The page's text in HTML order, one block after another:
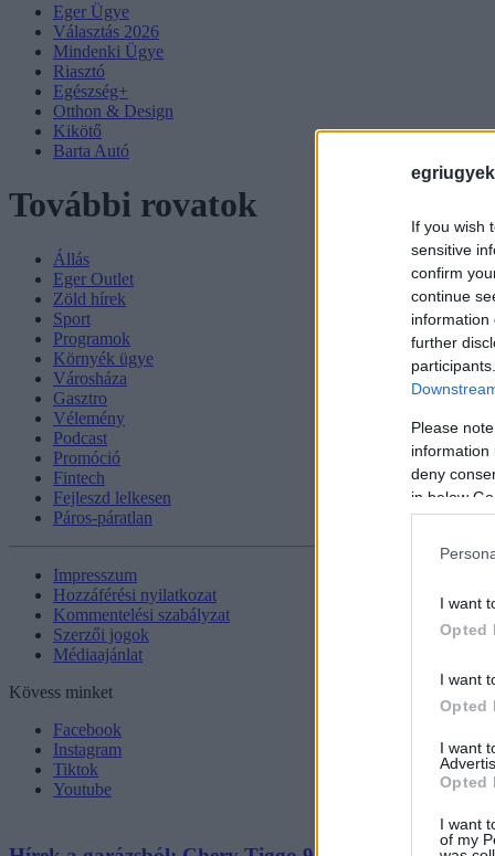
If you wish
sensitive
confirm
continue
information
further
Please
information
deny
in below
I want
Opted
I want
Opted
I want
Opted
I want
of my
Eger Ügye
Választás 2026
Mindenki Ügye
Riasztó
Egészség+
Otthon & Design
Kikötő
Barta Autó
További rovatok
Állás
Eger Outlet
Zöld hírek
Sport
Programok
Környék ügye
Városháza
Gasztro
Vélemény
Podcast
Promóció
Fintech
Fejleszd lelkesen
Páros-páratlan
Impresszum
Hozzáférési nyilatkozat
Kommentelési szabályzat
Szerzői jogok
Médiaajánlat
Kövess minket
Facebook
Instagram
Tiktok
Youtube